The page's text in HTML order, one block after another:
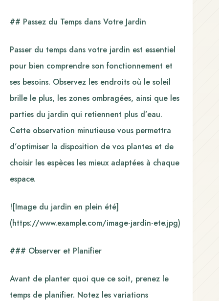
## Passez du Temps dans Votre Jardin
Passer du temps dans votre jardin est essentiel
pour bien comprendre son fonctionnement et
ses besoins. Observez les endroits où le soleil
brille le plus, les zones ombragées, ainsi que les
parties du jardin qui retiennent plus d’eau.
Cette observation minutieuse vous permettra
d’optimiser la disposition de vos plantes et de
choisir les espèces les mieux adaptées à chaque
espace.
![Image du jardin en plein été]
(https://www.example.com/image-jardin-ete.jpg)
### Observer et Planifier
Avant de planter quoi que ce soit, prenez le
temps de planifier. Notez les variations